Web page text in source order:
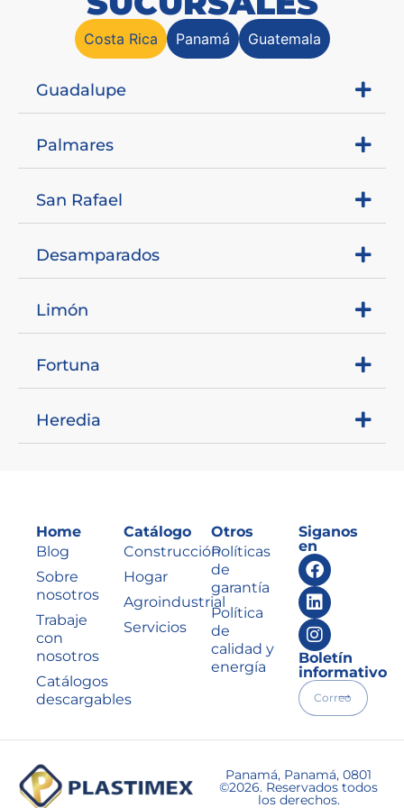
Costa Rica Panamá Guatemala
Guadalupe
Palmares
San Rafael
Desamparados
Limón
Fortuna
Heredia
Home
Blog
Sobre
nosotros
Trabaje
con
nosotros
Catálogos
descargables
Catálogo
Construcción
Hogar
Agroindustrial
Servicios
Otros
Políticas
de
garantía
Política
de
calidad y
energía
Siganos
en
Boletín
informativo
Panamá, Panamá, 0801
©2026. Reservados todos
los derechos.